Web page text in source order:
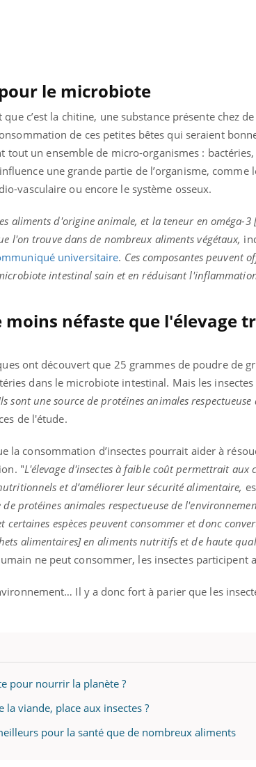
le microbiote
c’est la chitine, une substance présente chez
de ces petites bêtes qui seraient
tout un ensemble de micro-organismes :
une grande partie de l’organisme, comme
vasculaire ou encore le système osseux.
aliments d'origine animale, et la teneur en oméga-3
l'on trouve dans de nombreux aliments végétaux,
universitaire. Ces composantes peuvent
intestinal sain et en réduisant
moins néfaste que l'élevage
ont découvert que 25 grammes de poudre de
dans le microbiote intestinal. Mais les
sont une source de protéines animales
de l'étude.
la consommation d’insectes pourrait aider à
"L'élevage d'insectes à faible coût permettrait aux
et d’améliorer leur sécurité alimentaire,
de protéines animales respectueuse de
certaines espèces peuvent consommer et donc
alimentaires] en aliments nutritifs et de haute
ne peut consommer, les insectes participent
Il y a donc fort à parier que les
pour nourrir la planète ?
viande, place aux insectes ?
pour la santé que de nombreux aliments
Youtube
vous de la santé et de la
vie au travail" de Pourquoi
reçoivent Régis Blugeon, DRH et
...
quotidien (3/3)
Dans cette
dermatologue à
comment
et éviter les ...